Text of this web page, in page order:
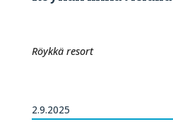
Röykkä resort
2.9.2025